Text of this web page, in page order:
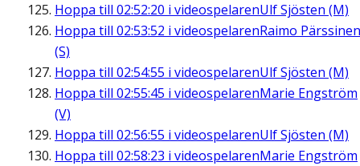
Hoppa till 02:52:20 i videospelarenUlf Sjösten (M)
Hoppa till 02:53:52 i videospelarenRaimo Pärssinen
(S)
Hoppa till 02:54:55 i videospelarenUlf Sjösten (M)
Hoppa till 02:55:45 i videospelarenMarie Engström
(V)
Hoppa till 02:56:55 i videospelarenUlf Sjösten (M)
Hoppa till 02:58:23 i videospelarenMarie Engström